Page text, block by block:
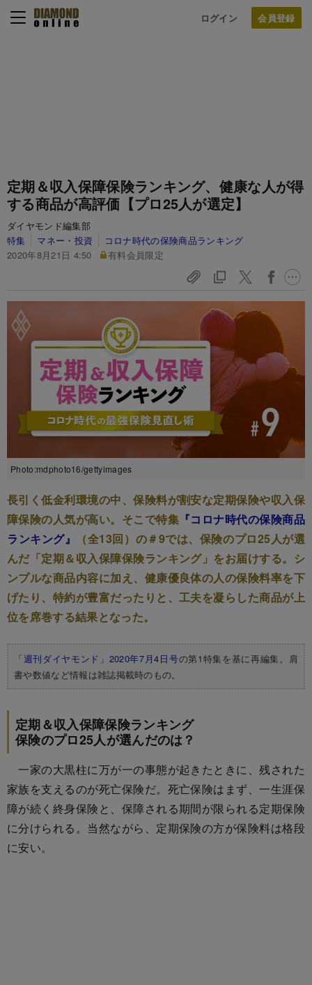
ログイン
定期＆収入保障保険ランキング、健康な人が得
する商品が高評価【プロ25人が選定】
ダイヤモンド編集部
特集
マネー・投資
コロナ時代の保険商品ランキング
2020年8月21日 4:50
有料会員限定
Photo:mdphoto16/gettyimages
長引く低金利環境の中、保険料が割安な定期保険や収入保
障保険の人気が高い。そこで特集 『コロナ時代の保険商品
ランキング』
（全13回）の＃9では、保険のプロ25人が選
んだ「定期＆収入保障保険ランキング」をお届けする。シ
ンプルな商品内容に加え、健康優良体の人の保険料率を下
げたり、特約が豊富だったりと、工夫を凝らした商品が上
位を席巻する結果となった。
「週刊ダイヤモンド」2020年7月4日号の第1特集を基に再編集。肩
書や数値など情報は雑誌掲載時のもの。
定期＆収入保障保険ランキング
保険のプロ25人が選んだのは？
一家の大黒柱に万が一の事態が起きたときに、残された
家族を支えるのが死亡保険だ。死亡保険はまず、一生涯保
障が続く終身保険と、保障される期間が限られる定期保険
に分けられる。当然ながら、定期保険の方が保険料は格段
に安い。